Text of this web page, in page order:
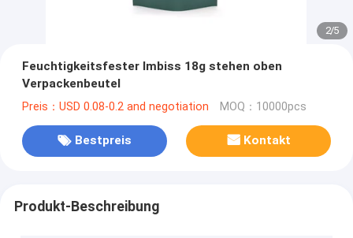
2/5
Feuchtigkeitsfester Imbiss 18g stehen oben
Verpackenbeutel
Preis：USD 0.08-0.2 and negotiation MOQ：10000pcs
Bestpreis Kontakt
Produkt-Beschreibung